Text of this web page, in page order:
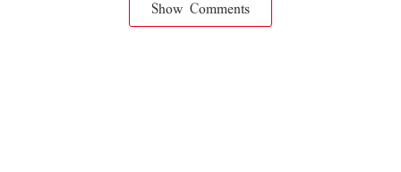
Show Comments